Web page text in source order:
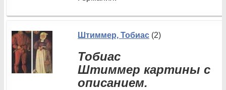
Штиммер, Тобиас (2)
Тобиас
Штиммер картины с
описанием.